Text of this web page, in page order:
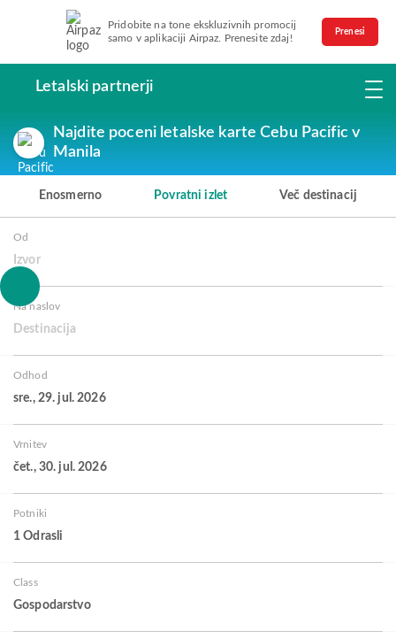
Pridobite na tone ekskluzivnih promocij
samo v aplikaciji Airpaz. Prenesite zdaj!
Prenesi
Letalski partnerji
Najdite poceni letalske karte Cebu Pacific v
Manila
Enosmerno Povratni izlet Več destinacij
Od
Izvor
Na naslov
Destinacija
Odhod
sre., 29. jul. 2026
Vrnitev
čet., 30. jul. 2026
Potniki
1 Odrasli
Class
Gospodarstvo